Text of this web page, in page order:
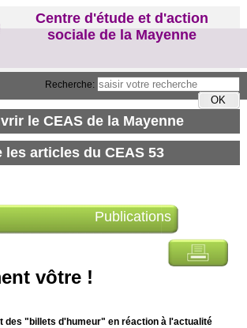
Recherche:
Centre d'étude et d'action
sociale de la Mayenne
Publications
vôtre !
des "billets d'humeur" en réaction à l'actualité